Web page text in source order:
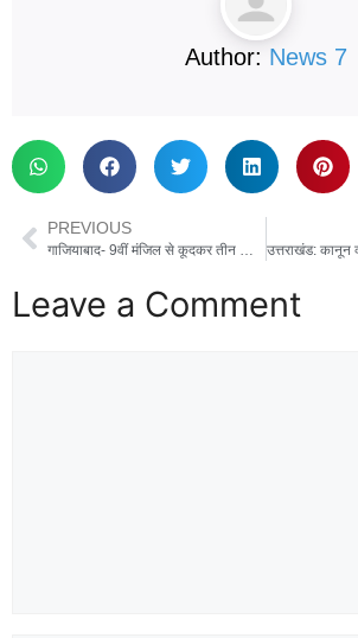
Author: News 7
PREVIOUS
Leave a Comment